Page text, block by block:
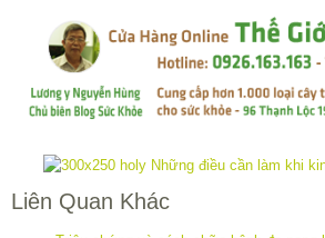
Liên Quan Khác